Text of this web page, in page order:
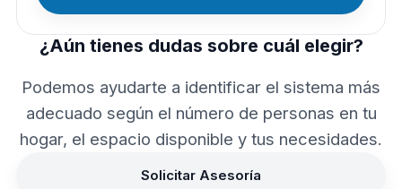
¿Aún tienes dudas sobre cuál elegir?
Podemos ayudarte a identificar el sistema más
adecuado según el número de personas en tu
hogar, el espacio disponible y tus necesidades.
Solicitar Asesoría